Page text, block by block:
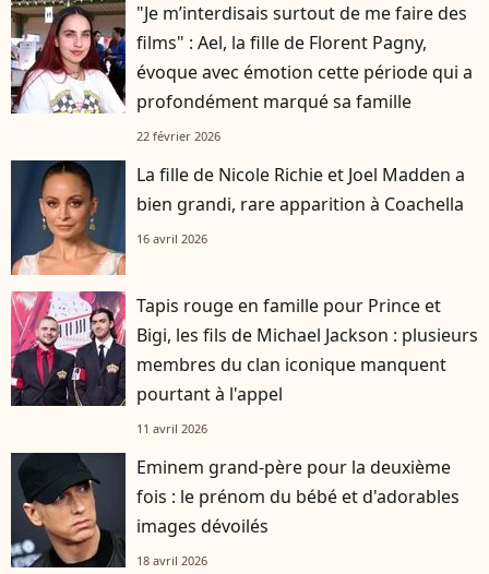
"Je m’interdisais surtout de me faire des
films" : Ael, la fille de Florent Pagny,
évoque avec émotion cette période qui a
profondément marqué sa famille
22 février 2026
La fille de Nicole Richie et Joel Madden a
bien grandi, rare apparition à Coachella
16 avril 2026
Tapis rouge en famille pour Prince et
Bigi, les fils de Michael Jackson : plusieurs
membres du clan iconique manquent
pourtant à l'appel
11 avril 2026
Eminem grand-père pour la deuxième
fois : le prénom du bébé et d'adorables
images dévoilés
18 avril 2026